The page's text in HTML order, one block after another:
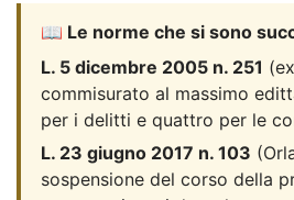
📖 Le norme che si sono
L. 5 dicembre 2005 n. 251
commisurato al massimo
per i delitti e quattro per le
L. 23 giugno 2017 n. 103
sospensione del corso della